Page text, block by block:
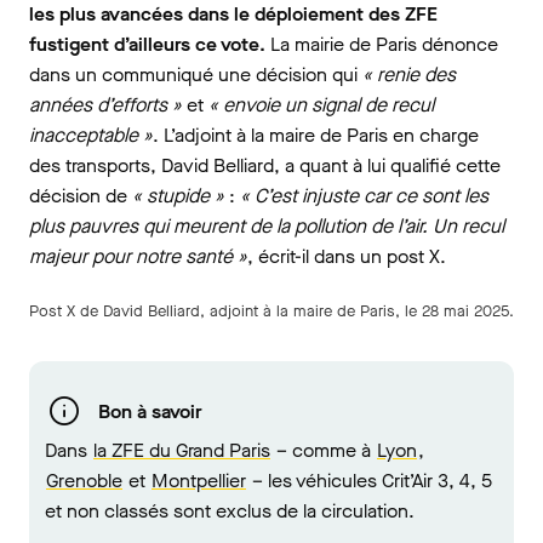
les plus avancées dans le déploiement des ZFE
fustigent d’ailleurs ce vote. La mairie de Paris dénonce
dans un communiqué une décision qui « renie des
années d’efforts »et « envoie un signal de recul
inacceptable ». L’adjoint à la maire de Paris en charge
des transports, David Belliard, a quant à lui qualifié cette
décision de « stupide » : « C’est injuste car ce sont les
plus pauvres qui meurent de la pollution de l’air. Un recul
majeur pour notre santé », écrit-il dans un post X.
Post X de David Belliard, adjoint à la maire de Paris, le 28 mai 2025.
Bon à savoir
Dans la ZFE du Grand Paris – comme à Lyon,
Grenoble et Montpellier – les véhicules Crit’Air 3, 4, 5
et non classés sont exclus de la circulation.